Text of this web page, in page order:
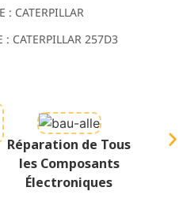
: CATERPILLAR
: CATERPILLAR 257D3
Réparation de Tous
les Composants
Électroniques